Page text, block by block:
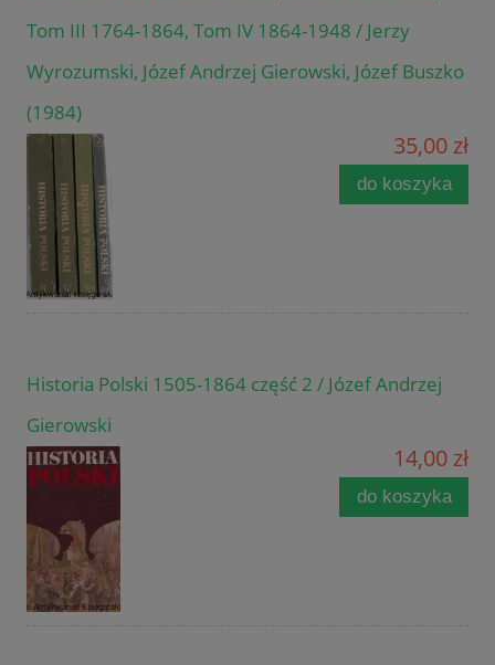
Tom III 1764-1864, Tom IV 1864-1948 / Jerzy
Wyrozumski, Józef Andrzej Gierowski, Józef Buszko
(1984)
35,00 zł
do koszyka
Historia Polski 1505-1864 część 2 / Józef Andrzej
Gierowski
14,00 zł
do koszyka